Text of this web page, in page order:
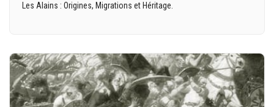
Les Alains : Origines, Migrations et Héritage.